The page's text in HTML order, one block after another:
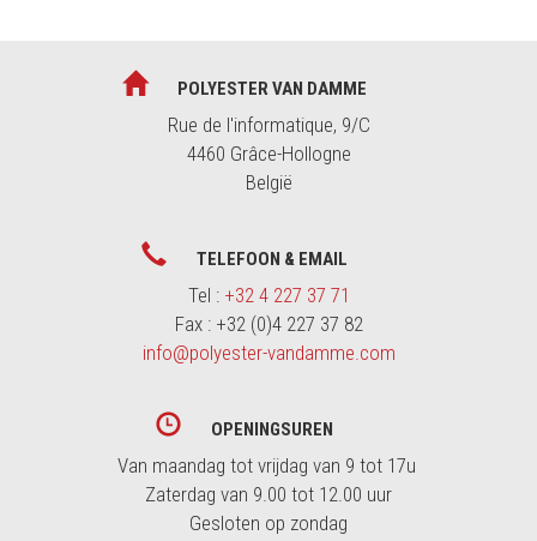
POLYESTER VAN DAMME
Rue de l'informatique, 9/C
4460 Grâce-Hollogne
België
TELEFOON & EMAIL
Tel : +32 4 227 37 71
Fax : +32 (0)4 227 37 82
info@polyester-vandamme.com
OPENINGSUREN
Van maandag tot vrijdag van 9 tot 17u
Zaterdag van 9.00 tot 12.00 uur
Gesloten op zondag